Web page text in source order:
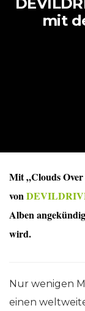
mit
Mit „Clouds
von
Alben
wird.
Nur wenigen
einen